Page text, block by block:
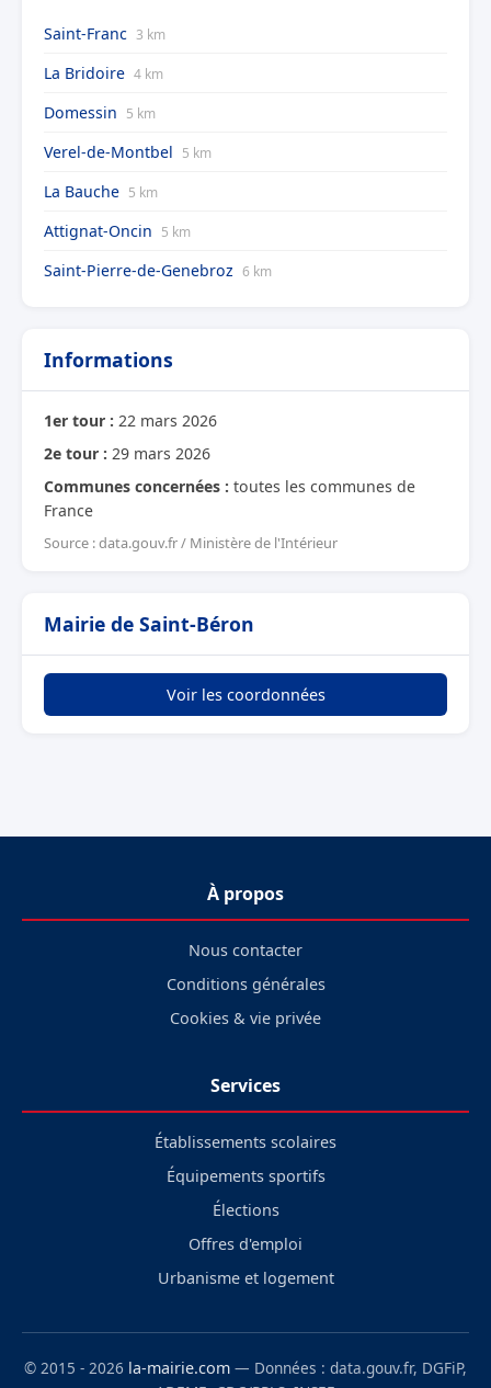
Saint-Franc 3 km
La Bridoire 4 km
Domessin 5 km
Verel-de-Montbel 5 km
La Bauche 5 km
Attignat-Oncin 5 km
Saint-Pierre-de-Genebroz 6 km
Informations
1er tour : 22 mars 2026
2e tour : 29 mars 2026
Communes concernées : toutes les communes de
France
Source : data.gouv.fr / Ministère de l'Intérieur
Mairie de Saint-Béron
Voir les coordonnées
À propos
Nous contacter
Conditions générales
Cookies & vie privée
Services
Établissements scolaires
Équipements sportifs
Élections
Offres d'emploi
Urbanisme et logement
© 2015 - 2026 la-mairie.com — Données : data.gouv.fr, DGFiP,